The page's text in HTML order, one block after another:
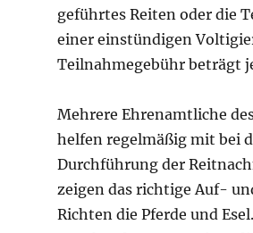
geführtes Reiten oder die
einer einstündigen
Teilnahmegebühr beträgt
Mehrere Ehrenamtliche
helfen regelmäßig mit bei
Durchführung der
zeigen das richtige Auf-
Richten die Pferde und